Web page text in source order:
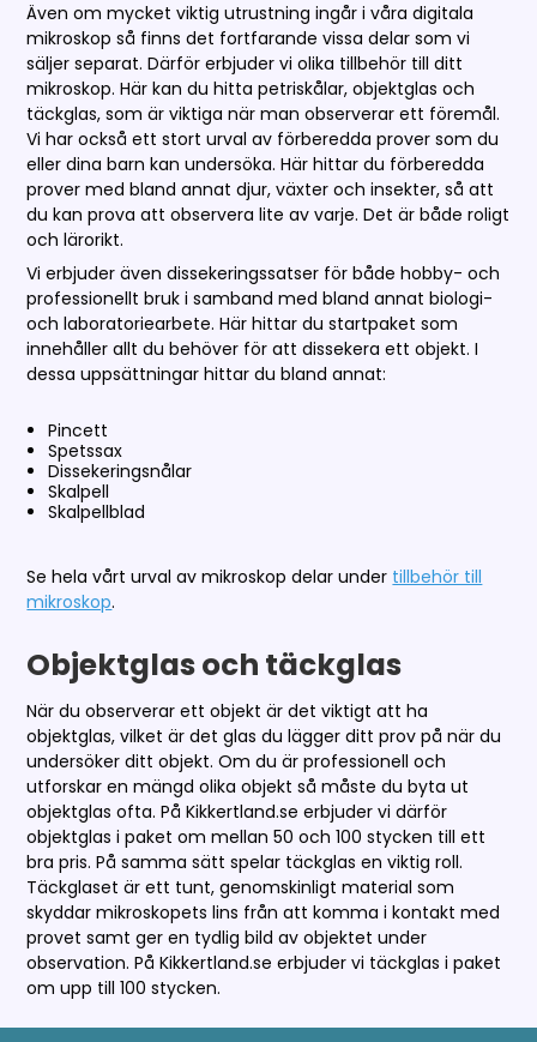
Även om mycket viktig utrustning ingår i våra digitala
mikroskop så finns det fortfarande vissa delar som vi
säljer separat. Därför erbjuder vi olika tillbehör till ditt
mikroskop. Här kan du hitta petriskålar, objektglas och
täckglas, som är viktiga när man observerar ett föremål.
Vi har också ett stort urval av förberedda prover som du
eller dina barn kan undersöka. Här hittar du förberedda
prover med bland annat djur, växter och insekter, så att
du kan prova att observera lite av varje. Det är både roligt
och lärorikt.
Vi erbjuder även dissekeringssatser för både hobby- och
professionellt bruk i samband med bland annat biologi-
och laboratoriearbete. Här hittar du startpaket som
innehåller allt du behöver för att dissekera ett objekt. I
dessa uppsättningar hittar du bland annat:
Pincett
Spetssax
Dissekeringsnålar
Skalpell
Skalpellblad
Se hela vårt urval av mikroskop delar under tillbehör till
mikroskop.
Objektglas och täckglas
När du observerar ett objekt är det viktigt att ha
objektglas, vilket är det glas du lägger ditt prov på när du
undersöker ditt objekt. Om du är professionell och
utforskar en mängd olika objekt så måste du byta ut
objektglas ofta. På Kikkertland.se erbjuder vi därför
objektglas i paket om mellan 50 och 100 stycken till ett
bra pris. På samma sätt spelar täckglas en viktig roll.
Täckglaset är ett tunt, genomskinligt material som
skyddar mikroskopets lins från att komma i kontakt med
provet samt ger en tydlig bild av objektet under
observation. På Kikkertland.se erbjuder vi täckglas i paket
om upp till 100 stycken.